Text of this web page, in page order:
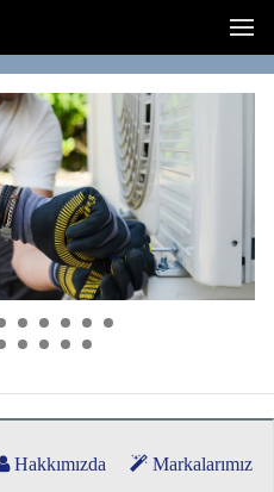
Hakkımızda Markalarımız